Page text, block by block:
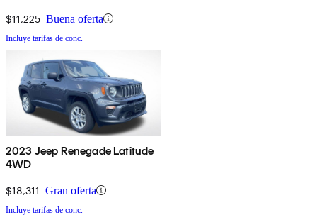
$11,225 Buena oferta
Incluye tarifas de conc.
2023 Jeep Renegade Latitude
4WD
$18,311 Gran oferta
Incluye tarifas de conc.